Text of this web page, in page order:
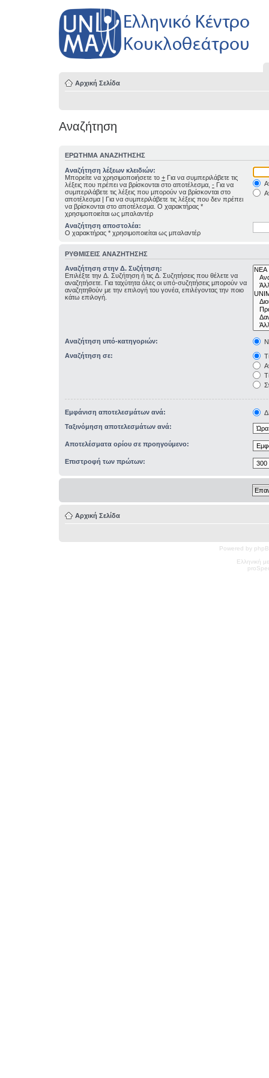
Αρχική Σελίδα
Αναζήτηση
ΕΡΏΤΗΜΑ ΑΝΑΖΉΤΗΣΗΣ
Αναζήτηση λέξεων κλειδιών:
Μπορείτε να χρησιμοποιήσετε το + Για να συμπεριλάβετε τις
λέξεις που πρέπει να βρίσκονται στο αποτέλεσμα, - Για να
συμπεριλάβετε τις λέξεις που μπορούν να βρίσκονται στο
αποτέλεσμα | Για να συμπεριλάβετε τις λέξεις που δεν πρέπει
να βρίσκονται στο αποτέλεσμα. Ο χαρακτήρας *
χρησιμοποιείται ως μπαλαντέρ
Αναζήτηση αποστολέα:
Ο χαρακτήρας * χρησιμοποιείται ως μπαλαντέρ
ΡΥΘΜΊΣΕΙΣ ΑΝΑΖΉΤΗΣΗΣ
Αναζήτηση στην Δ. Συζήτηση:
Επιλέξτε την Δ. Συζήτηση ή τις Δ. Συζητήσεις που θέλετε να
αναζητήσετε. Για ταχύτητα όλες οι υπό-συζητήσεις μπορούν να
αναζητηθούν με την επιλογή του γονέα, επιλέγοντας την ποιο
κάτω επιλογή.
Αναζήτηση υπό-κατηγοριών:
Αναζήτηση σε:
Εμφάνιση αποτελεσμάτων ανά:
Ταξινόμηση αποτελεσμάτων ανά:
Αποτελέσματα ορίου σε προηγούμενο:
Επιστροφή των πρώτων:
Αρχική Σελίδα
Powered by
Ελληνική
pro